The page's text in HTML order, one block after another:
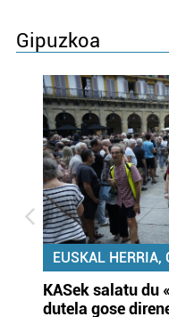
Gipuzkoa
EUSKAL HERRIA,
KASek salatu du
dutela gose